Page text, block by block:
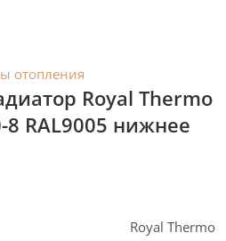
Royal Thermo
8 RAL9005 нижнее
Royal Thermo